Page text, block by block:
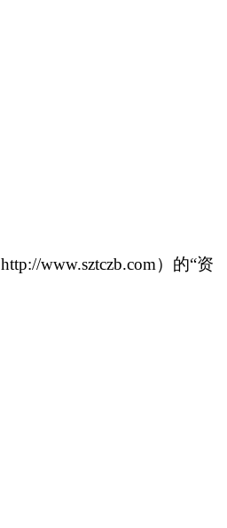
http://www.sztczb.com）的“资